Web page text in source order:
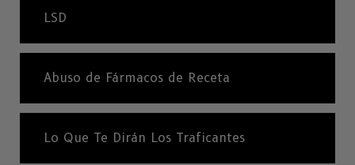
LSD
Abuso de Fármacos de Receta
Lo Que Te Dirán Los Traficantes